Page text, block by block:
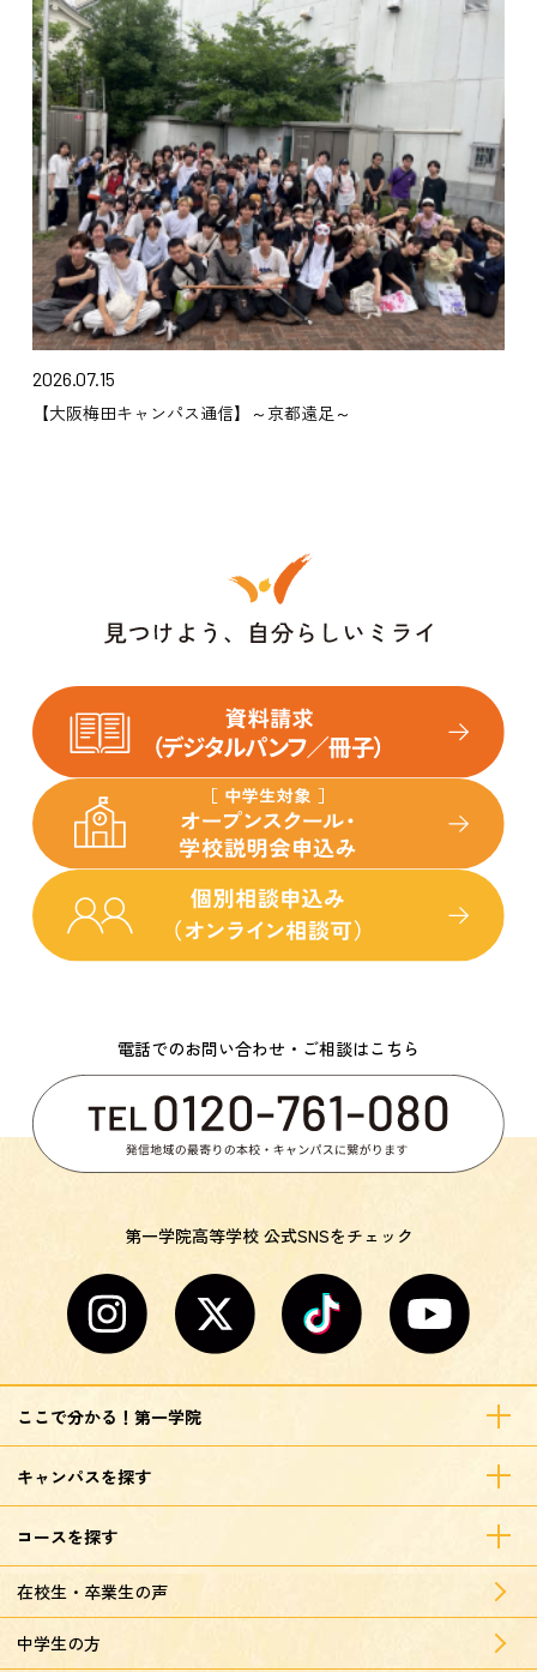
2026.07.15
【大阪梅田キャンパス通信】～京都遠足～
電話でのお問い合わせ・ご相談はこちら
第一学院高等学校 公式SNSをチェック
ここで分かる！第一学院
キャンパスを探す
コースを探す
在校生・卒業生の声
中学生の方